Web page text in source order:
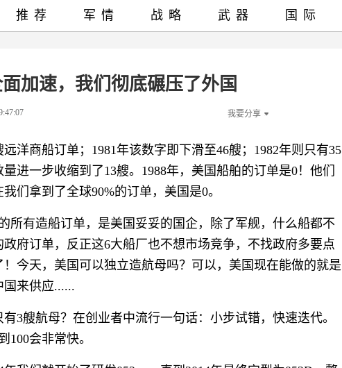
加速，我们彻底碾压了外国
我要分享
洋商船订单；1981年该数字即下滑至46艘；1982年则只有35
进一步收缩到了13艘。1988年，美国船舶的订单是0！他们
们拿到了全球90%的订单，美国是0。
所有造船订单，是美国妥妥的国企，除了军舰，什么船都不
府订单，反正这6大船厂也不想市场竞争，不找政府多要点
今天，美国可以独立造航母吗？可以，美国现在能做的就是
来供应......
3艘航母？在创业者中流行一句话：小步试错，快速迭代。
100会非常快。
推荐 军情 战略 武器 国际